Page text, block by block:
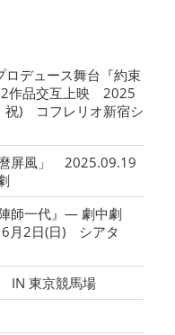
ロデュース舞台『約束
作品交互上映 2025
祝) コフレリオ新宿シ
屏風」 2025.09.19
師一代』― 劇中劇
6月2日(日) シアタ
IN 東京競馬場